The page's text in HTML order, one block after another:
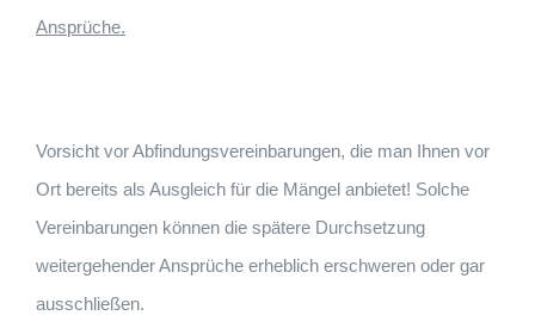
Ansprüche.
Vorsicht vor Abfindungsvereinbarungen, die man Ihnen vor
Ort bereits als Ausgleich für die Mängel anbietet! Solche
Vereinbarungen können die spätere Durchsetzung
weitergehender Ansprüche erheblich erschweren oder gar
ausschließen.